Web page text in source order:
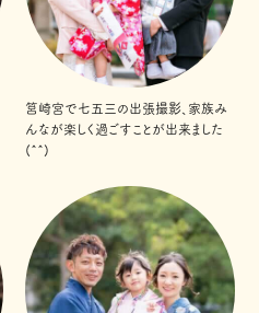
筥崎宮で七五三の出張撮影、家族み
んなが楽しく過ごすことが出来ました
(^^)